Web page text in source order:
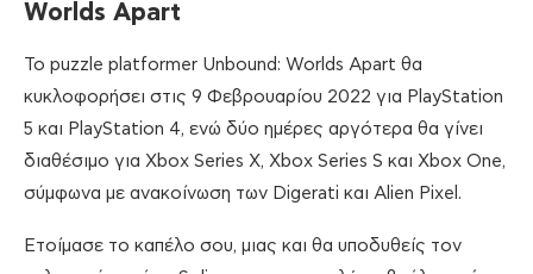
Worlds Apart
Το puzzle platformer Unbound: Worlds Apart θα
κυκλοφορήσει στις 9 Φεβρουαρίου 2022 για PlayStation
5 και PlayStation 4, ενώ δύο ημέρες αργότερα θα γίνει
διαθέσιμο για Xbox Series X, Xbox Series S και Xbox One,
σύμφωνα με ανακοίνωση των Digerati και Alien Pixel.
Ετοίμασε το καπέλο σου, μιας και θα υποδυθείς τον